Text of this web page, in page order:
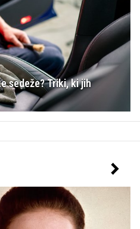
sedeže? Triki, ki jih